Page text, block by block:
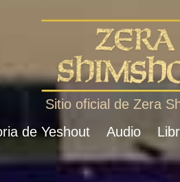
Sitio oficial de Zera
de Yeshout Audio